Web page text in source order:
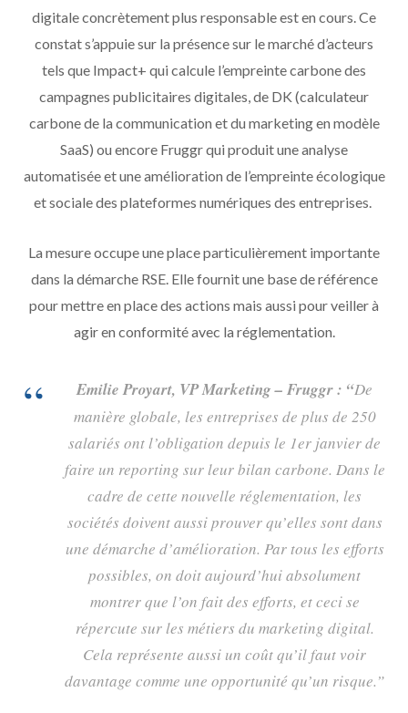
digitale concrètement plus responsable est en cours. Ce
constat s’appuie sur la présence sur le marché d’acteurs
tels que Impact+ qui calcule l’empreinte carbone des
campagnes publicitaires digitales, de DK (calculateur
carbone de la communication et du marketing en modèle
SaaS) ou encore Fruggr qui produit une analyse
automatisée et une amélioration de l’empreinte écologique
et sociale des plateformes numériques des entreprises.
La mesure occupe une place particulièrement importante
dans la démarche RSE. Elle fournit une base de référence
pour mettre en place des actions mais aussi pour veiller à
agir en conformité avec la réglementation.
Emilie Proyart, VP Marketing – Fruggr : “De
manière globale, les entreprises de plus de 250
salariés ont l’obligation depuis le 1er janvier de
faire un reporting sur leur bilan carbone. Dans le
cadre de cette nouvelle réglementation, les
sociétés doivent aussi prouver qu’elles sont dans
une démarche d’amélioration. Par tous les efforts
possibles, on doit aujourd’hui absolument
montrer que l’on fait des efforts, et ceci se
répercute sur les métiers du marketing digital.
Cela représente aussi un coût qu’il faut voir
davantage comme une opportunité qu’un risque.”